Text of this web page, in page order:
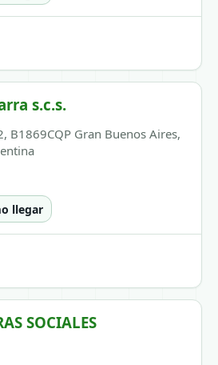
s.c.s.
B1869CQP Gran Buenos Aires,
llegar
SOCIALES